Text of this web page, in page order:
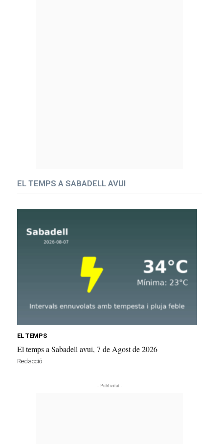
EL TEMPS A SABADELL AVUI
EL TEMPS
El temps a Sabadell avui, 7 de Agost de 2026
Redacció
- Publicitat -